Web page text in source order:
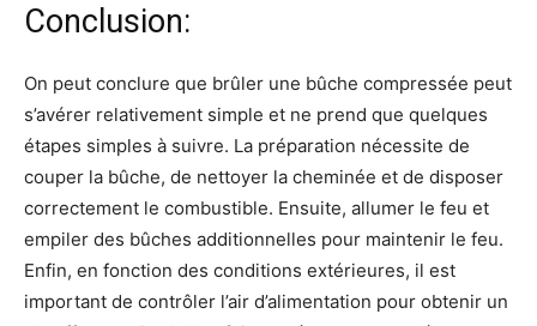
Conclusion:
On peut conclure que brûler une bûche compressée peut
s’avérer relativement simple et ne prend que quelques
étapes simples à suivre. La préparation nécessite de
couper la bûche, de nettoyer la cheminée et de disposer
correctement le combustible. Ensuite, allumer le feu et
empiler des bûches additionnelles pour maintenir le feu.
Enfin, en fonction des conditions extérieures, il est
important de contrôler l’air d’alimentation pour obtenir un